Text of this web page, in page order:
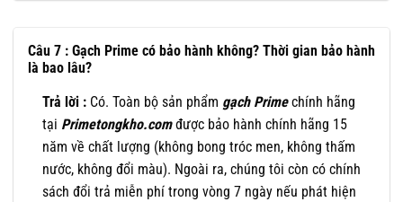
Câu 7 : Gạch Prime có bảo hành không? Thời gian bảo hành
là bao lâu?
Trả lời : Có. Toàn bộ sản phẩm gạch Primechính hãng
tại Primetongkho.comđược bảo hành chính hãng 15
năm về chất lượng (không bong tróc men, không thấm
nước, không đổi màu). Ngoài ra, chúng tôi còn có chính
sách đổi trả miễn phí trong vòng 7 ngày nếu phát hiện